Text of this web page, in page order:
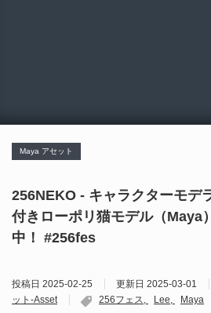
Maya アセット
256NEKO - キャラクターモデ
付きローポリ猫モデル（Maya
中！ #256fes
投稿日 2025-02-25 更新日 2025-03-01
ット-Asset
256フェス Lee Maya